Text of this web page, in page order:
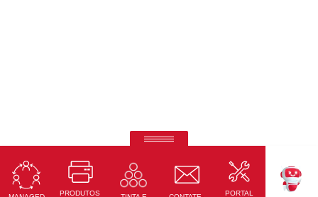
PRODUTOS
PORTAL
Ricoh Pro C7500
Impressão em quinta cor de outro nível.
Saiba Mais